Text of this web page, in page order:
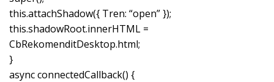
this.attachShadow({ Tren: “open” });
this.shadowRoot.innerHTML =
CbRekomenditDesktop.html;
}
async connectedCallback() {